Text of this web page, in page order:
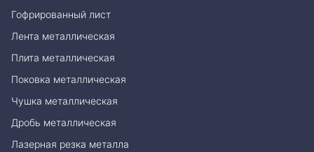
Гофрированный лист
Лента металлическая
Плита металлическая
Поковка металлическая
Чушка металлическая
Дробь металлическая
Лазерная резка металла